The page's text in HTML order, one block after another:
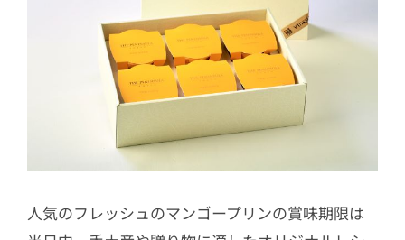
人気のフレッシュのマンゴープリンの賞味期限は